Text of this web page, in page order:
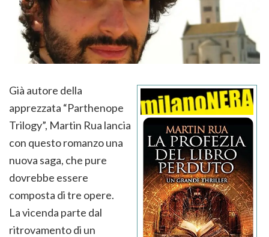
Già autore della
apprezzata “Parthenope
Trilogy”, Martin Rua lancia
con questo romanzo una
nuova saga, che pure
dovrebbe essere
composta di tre opere.
La vicenda parte dal
ritrovamento di un